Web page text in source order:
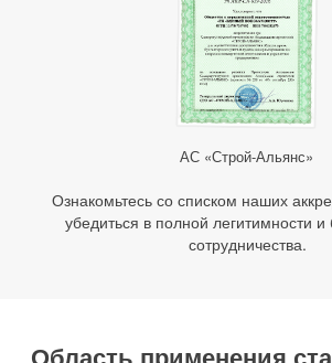
АС «Строй-Альянс»
Ознакомьтесь со списком наших
убедиться в полной легитимности и
сотрудничества.